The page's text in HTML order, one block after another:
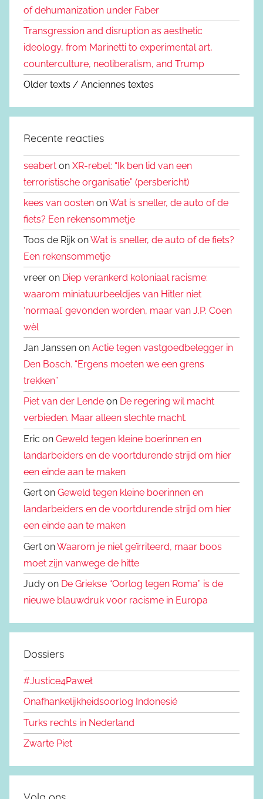
of dehumanization under Faber
Transgression and disruption as aesthetic
ideology, from Marinetti to experimental art,
counterculture, neoliberalism, and Trump
Older texts / Anciennes textes
Recente reacties
seabert on XR-rebel: “Ik ben lid van een
terroristische organisatie” (persbericht)
kees van oosten onWat is sneller, de auto of de
fiets? Een rekensommetje
Toos de Rijk onWat is sneller, de auto of de fiets?
Een rekensommetje
vreer on Diep verankerd koloniaal racisme:
waarom miniatuurbeeldjes van Hitler niet
‘normaal’ gevonden worden, maar van J.P. Coen
wèl
Jan Janssen on Actie tegen vastgoedbelegger in
Den Bosch. “Ergens moeten we een grens
trekken”
Piet van der Lende on De regering wil macht
verbieden. Maar alleen slechte macht.
Eric on Geweld tegen kleine boerinnen en
landarbeiders en de voortdurende strijd om hier
een einde aan te maken
Gert on Geweld tegen kleine boerinnen en
landarbeiders en de voortdurende strijd om hier
een einde aan te maken
Gert onWaarom je niet geïrriteerd, maar boos
moet zijn vanwege de hitte
Judy on De Griekse “Oorlog tegen Roma” is de
nieuwe blauwdruk voor racisme in Europa
Dossiers
#Justice4Paweł
Onafhankelijkheidsoorlog Indonesië
Turks rechts in Nederland
Zwarte Piet